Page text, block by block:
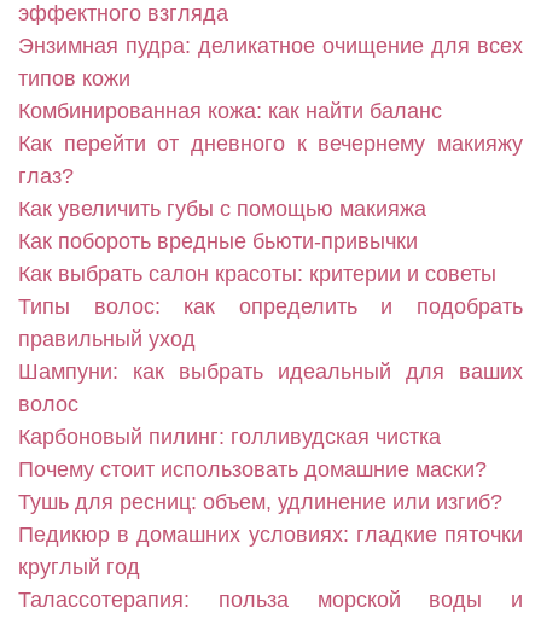
эффектного взгляда
Энзимная пудра: деликатное очищение для всех
типов кожи
Комбинированная кожа: как найти баланс
Как перейти от дневного к вечернему макияжу
глаз?
Как увеличить губы с помощью макияжа
Как побороть вредные бьюти-привычки
Как выбрать салон красоты: критерии и советы
Типы волос: как определить и подобрать
правильный уход
Шампуни: как выбрать идеальный для ваших
волос
Карбоновый пилинг: голливудская чистка
Почему стоит использовать домашние маски?
Тушь для ресниц: объем, удлинение или изгиб?
Педикюр в домашних условиях: гладкие пяточки
круглый год
Талассотерапия: польза морской воды и